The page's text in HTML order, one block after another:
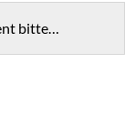
bitte…